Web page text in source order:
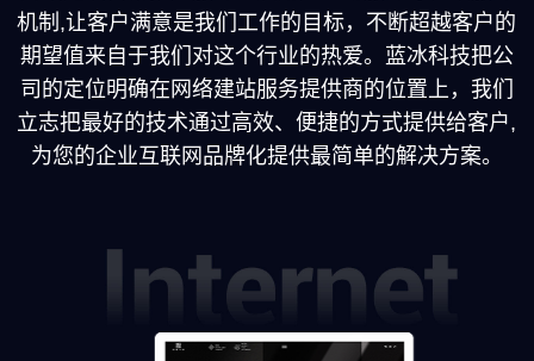
机制,让客户满意是我们工作的目标，不断超越客户的
期望值来自于我们对这个行业的热爱。蓝冰科技把公
司的定位明确在网络建站服务提供商的位置上，我们
立志把最好的技术通过高效、便捷的方式提供给客户,
为您的企业互联网品牌化提供最简单的解决方案。